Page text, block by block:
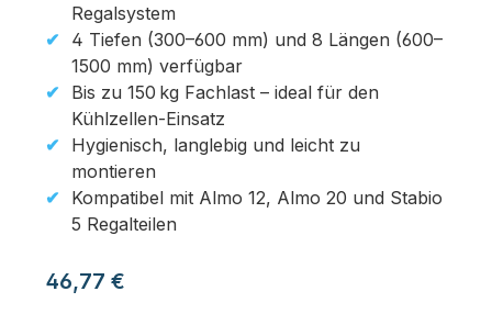
Regalsystem
4 Tiefen (300–600 mm) und 8 Längen (600–
1500 mm) verfügbar
Bis zu 150 kg Fachlast – ideal für den
Kühlzellen-Einsatz
Hygienisch, langlebig und leicht zu
montieren
Kompatibel mit Almo 12, Almo 20 und Stabio
5 Regalteilen
Regulärer Preis:
46,77 €